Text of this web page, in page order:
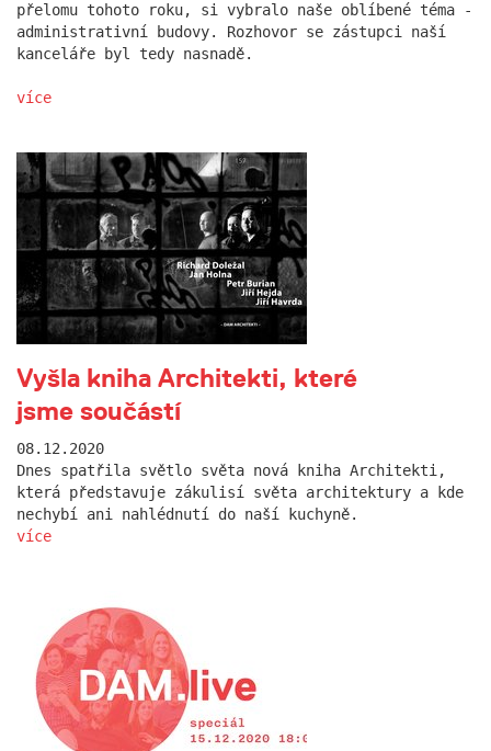
přelomu tohoto roku, si vybralo naše oblíbené téma -
administrativní budovy. Rozhovor se zástupci naší
kanceláře byl tedy nasnadě.
více
Vyšla kniha Architekti, které
jsme součástí
08.12.2020
Dnes spatřila světlo světa nová kniha Architekti,
která představuje zákulisí světa architektury a kde
nechybí ani nahlédnutí do naší kuchyně.
více